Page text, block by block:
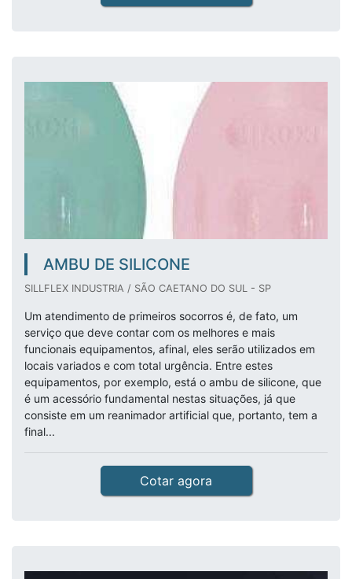
AMBU DE SILICONE
SILLFLEX INDUSTRIA / SÃO CAETANO DO SUL - SP
Um atendimento de primeiros socorros é, de fato, um
serviço que deve contar com os melhores e mais
funcionais equipamentos, afinal, eles serão utilizados em
locais variados e com total urgência. Entre estes
equipamentos, por exemplo, está o ambu de silicone, que
é um acessório fundamental nestas situações, já que
consiste em um reanimador artificial que, portanto, tem a
final...
Cotar agora